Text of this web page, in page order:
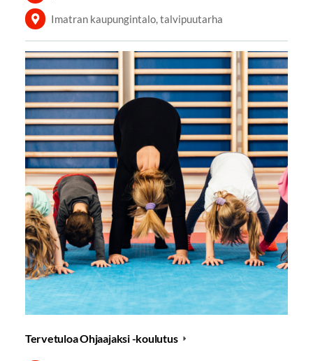
Imatran kaupungintalo, talvipuutarha
Tervetuloa Ohjaajaksi -koulutus